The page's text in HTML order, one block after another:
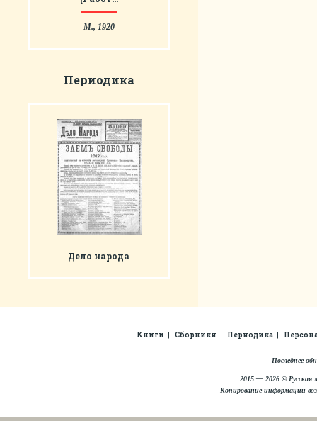
М., 1920
Периодика
Дело народа
Книги Сборники Периодика
Последнее
2015 — 2026 © Русская
Копирование информации